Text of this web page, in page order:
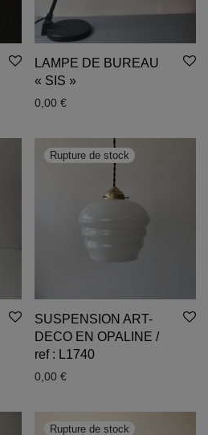
LAMPE DE BUREAU
« SIS »
0,00 €
SUSPENSION ART-
DECO EN OPALINE /
ref : L1740
0,00 €